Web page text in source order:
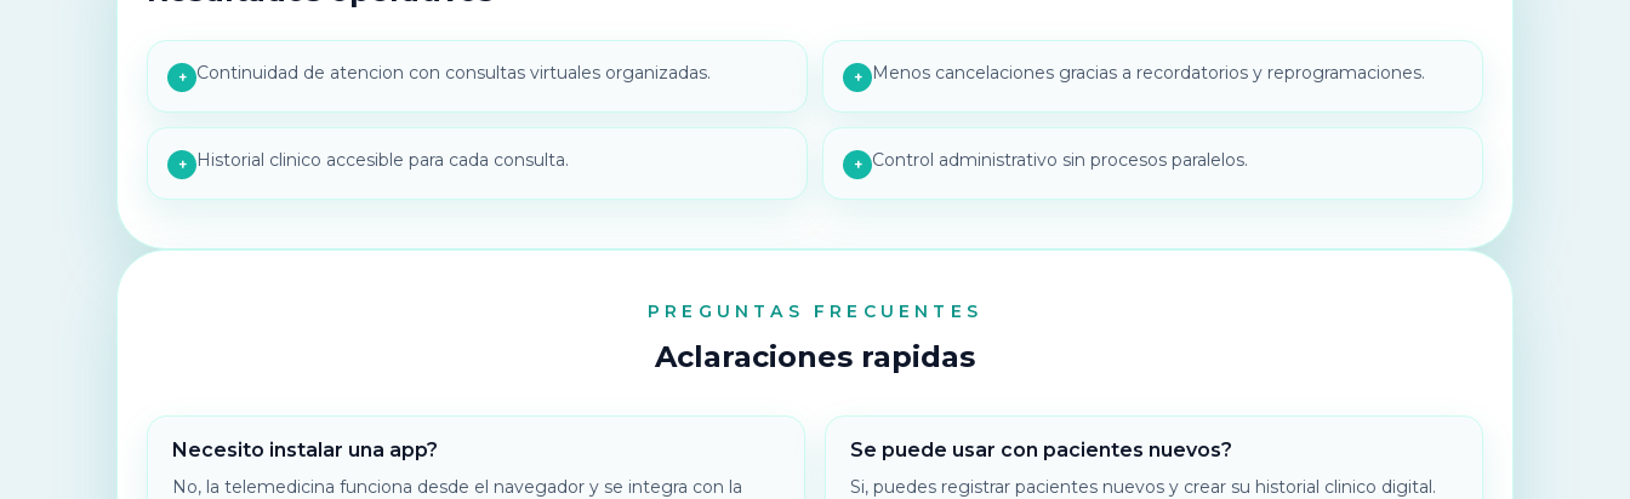
+ Continuidad de atencion con consultas virtuales organizadas. + Menos cancelaciones gracias a recordatorios y reprogramaciones.
+ Historial clinico accesible para cada consulta. + Control administrativo sin procesos paralelos.
PREGUNTAS FRECUENTES
Aclaraciones rapidas
Necesito instalar una app?
No, la telemedicina funciona desde el navegador y se integra con la
Se puede usar con pacientes nuevos?
Si, puedes registrar pacientes nuevos y crear su historial clinico digital.